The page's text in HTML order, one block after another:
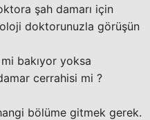
şah damarı için
doktorunuzla görüşün
bakıyor yoksa
cerrahisi mi ?
bölüme gitmek gerek.